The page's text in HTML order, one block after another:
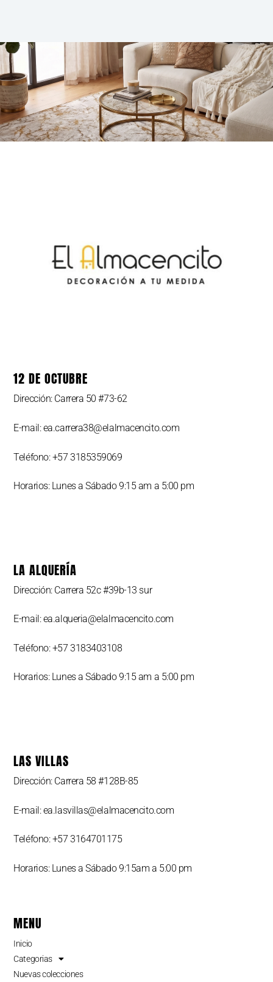
12 DE OCTUBRE
Dirección: Carrera 50 #73-62
E-mail: ea.carrera38@elalmacencito.com
Teléfono: +57 3185359069
Horarios: Lunes a Sábado 9:15 am a 5:00 pm
LA ALQUERÍA
Dirección: Carrera 52c #39b-13 sur
E-mail: ea.alqueria@elalmacencito.com
Teléfono: +57 3183403108
Horarios: Lunes a Sábado 9:15 am a 5:00 pm
LAS VILLAS
Dirección: Carrera 58 #128B-85
E-mail: ea.lasvillas@elalmacencito.com
Teléfono: +57 3164701175
Horarios: Lunes a Sábado 9:15am a 5:00 pm
MENU
Inicio
Categorias
Nuevas colecciones